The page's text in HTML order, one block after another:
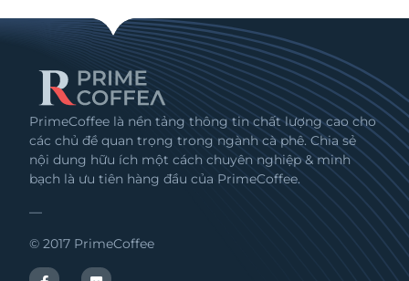
PrimeCoffee là nền tảng thông tin chất lượng cao cho
các chủ đề quan trọng trong ngành cà phê. Chia sẻ
nội dung hữu ích một cách chuyên nghiệp & minh
bạch là ưu tiên hàng đầu của PrimeCoffee.
—
© 2017 PrimeCoffee